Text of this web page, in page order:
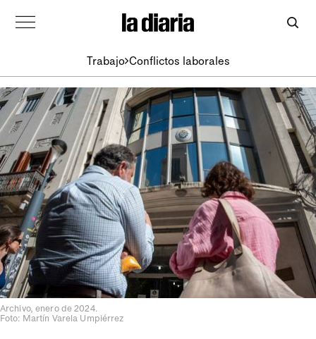
Trabajo Conflictos laborales
Archivo, enero de 2024.
Foto: Martín Varela Umpiérrez